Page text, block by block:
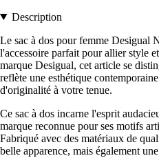
Description
Le sac à dos pour femme Desigual
l'accessoire parfait pour allier style
marque Desigual, cet article se
reflète une esthétique
d'originalité à votre tenue.
Ce sac à dos incarne l'esprit
marque reconnue pour ses motifs
Fabriqué avec des matériaux de
belle apparence, mais également